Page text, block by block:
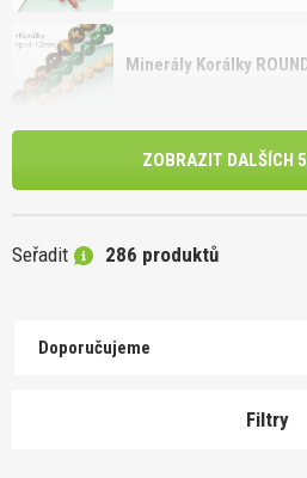
Minerály Korálky
ZOBRAZIT DALŠÍCH
Seřadit 286 produktů
Doporučujeme
Filtry